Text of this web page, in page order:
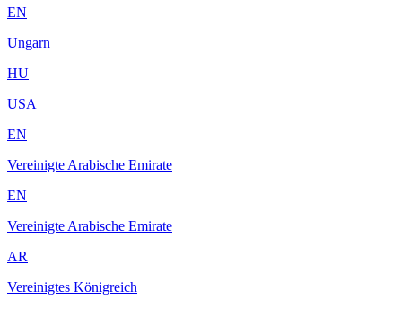
EN
Ungarn
HU
USA
EN
Vereinigte Arabische Emirate
EN
Vereinigte Arabische Emirate
AR
Vereinigtes Königreich